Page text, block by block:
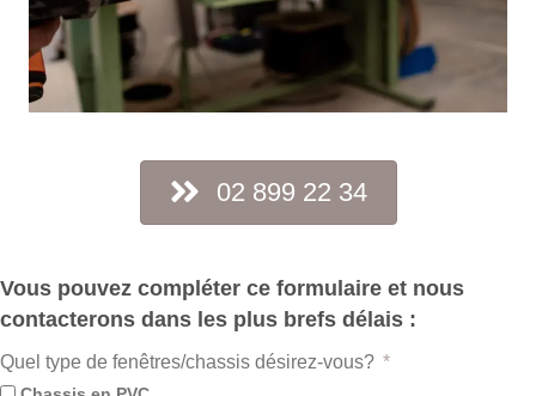
02 899 22 34
Vous pouvez compléter ce formulaire et nous
contacterons dans les plus brefs délais :
Quel type de fenêtres/chassis désirez-vous?